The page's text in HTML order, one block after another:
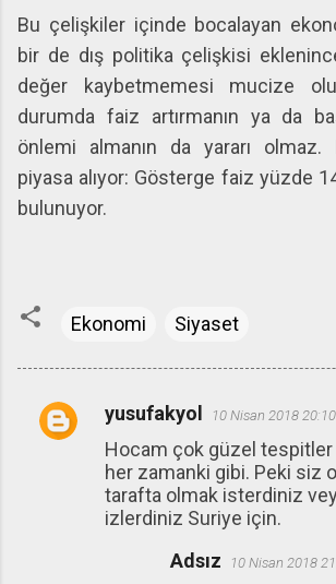
Bu çelişkiler içinde bocalayan
bir de dış politika çelişkisi
değer kaybetmemesi mucize
durumda faiz artırmanın ya da
önlemi almanın da yararı olmaz.
piyasa alıyor: Gösterge faiz yüzde
bulunuyor.
Ekonomi Siyaset
Y
yusufakyol 10 Nisan 2018 20:10
Hocam çok güzel tespitler
her zamanki gibi. Peki siz
tarafta olmak isterdiniz
izlerdiniz Suriye için.
Adsız
10 Nisan 2018